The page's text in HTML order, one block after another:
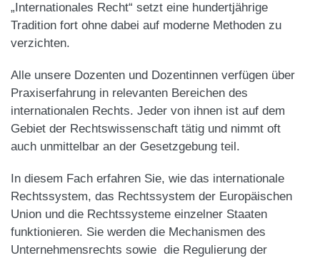
„Internationales Recht“ setzt eine hundertjährige
Tradition fort ohne dabei auf moderne Methoden zu
verzichten.
Alle unsere Dozenten und Dozentinnen verfügen über
Praxiserfahrung in relevanten Bereichen des
internationalen Rechts. Jeder von ihnen ist auf dem
Gebiet der Rechtswissenschaft tätig und nimmt oft
auch unmittelbar an der Gesetzgebung teil.
In diesem Fach erfahren Sie, wie das internationale
Rechtssystem, das Rechtssystem der Europäischen
Union und die Rechtssysteme einzelner Staaten
funktionieren. Sie werden die Mechanismen des
Unternehmensrechts sowie die Regulierung der